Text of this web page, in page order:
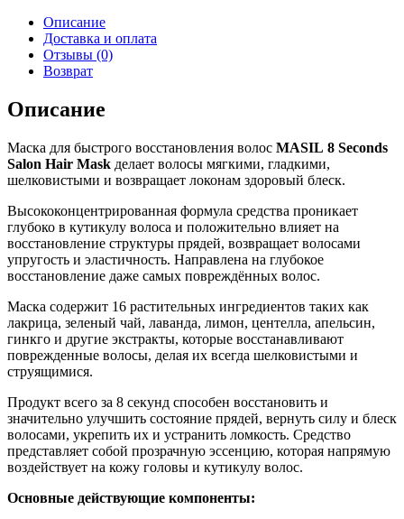
Описание
Доставка и оплата
Отзывы (0)
Возврат
Описание
Маска для быстрого восстановления волос MASIL 8 Seconds
Salon Hair Mask делает волосы мягкими, гладкими,
шелковистыми и возвращает локонам здоровый блеск.
Высококонцентрированная формула средства проникает
глубоко в кутикулу волоса и положительно влияет на
восстановление структуры прядей, возвращает волосами
упругость и эластичность. Направлена на глубокое
восстановление даже самых повреждённых волос.
Маска содержит 16 растительных ингредиентов таких как
лакрица, зеленый чай, лаванда, лимон, центелла, апельсин,
гинкго и другие экстракты, которые восстанавливают
поврежденные волосы, делая их всегда шелковистыми и
струящимися.
Продукт всего за 8 секунд способен восстановить и
значительно улучшить состояние прядей, вернуть силу и блеск
волосами, укрепить их и устранить ломкость. Средство
представляет собой прозрачную эссенцию, которая напрямую
воздействует на кожу головы и кутикулу волос.
Основные действующие компоненты: